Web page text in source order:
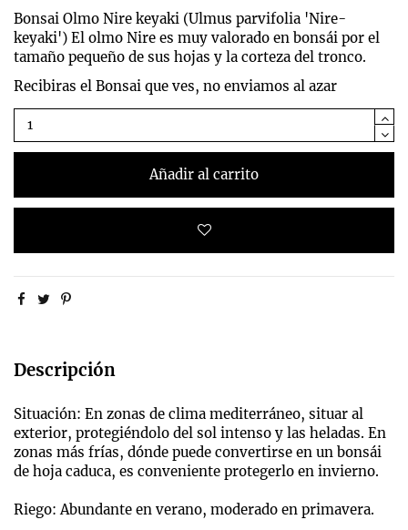
Bonsai Olmo Nire keyaki (Ulmus parvifolia 'Nire-
keyaki') El olmo Nire es muy valorado en bonsái por el
tamaño pequeño de sus hojas y la corteza del tronco.
Recibiras el Bonsai que ves, no enviamos al azar
Añadir al carrito
Descripción
Situación: En zonas de clima mediterráneo, situar al
exterior, protegiéndolo del sol intenso y las heladas. En
zonas más frías, dónde puede convertirse en un bonsái
de hoja caduca, es conveniente protegerlo en invierno.
Riego: Abundante en verano, moderado en primavera.